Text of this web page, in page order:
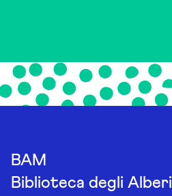
BAM
Biblioteca degli Alberi